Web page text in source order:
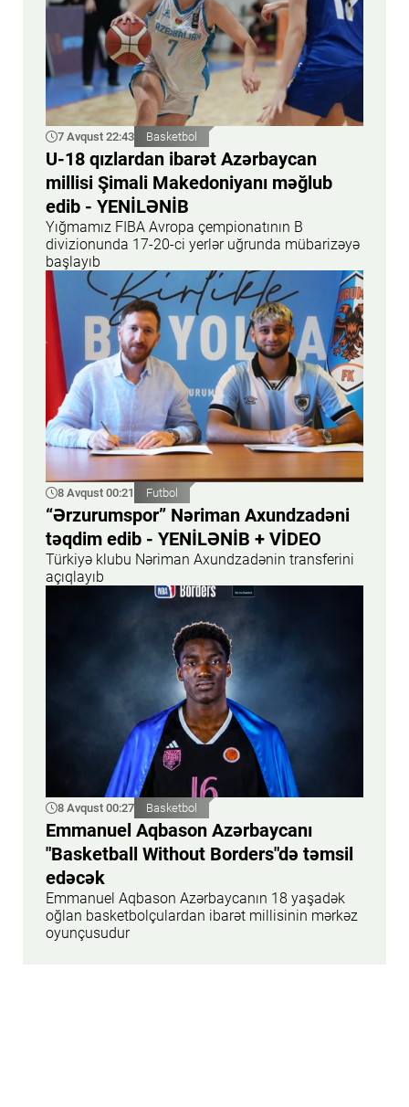
7 Avqust 22:43 Basketbol
U-18 qızlardan ibarət Azərbaycan
millisi Şimali Makedoniyanı məğlub
edib - YENİLƏNİB
Yığmamız FIBA Avropa çempionatının B
divizionunda 17-20-ci yerlər uğrunda mübarizəyə
başlayıb
8 Avqust 00:21 Futbol
“Ərzurumspor” Nəriman Axundzadəni
təqdim edib - YENİLƏNİB + VİDEO
Türkiyə klubu Nəriman Axundzadənin transferini
açıqlayıb
8 Avqust 00:27 Basketbol
Emmanuel Aqbason Azərbaycanı
"Basketball Without Borders"də təmsil
edəcək
Emmanuel Aqbason Azərbaycanın 18 yaşadək
oğlan basketbolçulardan ibarət millisinin mərkəz
oyunçusudur